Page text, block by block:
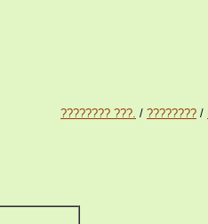
???????? ???. / ???????? /